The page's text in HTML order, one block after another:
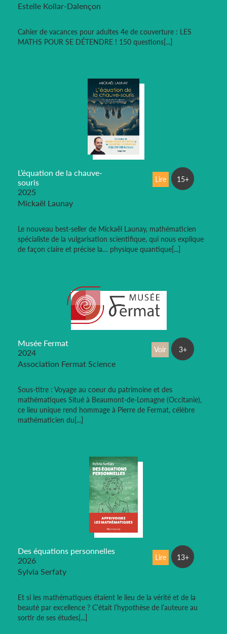
Estelle Kollar-Dalençon
Cahier de vacances pour adultes 4e de couverture : LES
MATHS POUR SE DÉTENDRE ! 150 questions[...]
L’équation de la chauve-
souris
2025
Mickaël Launay
Le nouveau best-seller de Mickaël Launay, mathématicien
spécialiste de la vulgarisation scientifique, qui nous explique
de façon claire et précise la… physique quantique[...]
Lire 15+
Musée Fermat
2024
Association Fermat Science
Sous-titre : Voyage au coeur du patrimoine et des
mathématiques Situé à Beaumont-de-Lomagne (Occitanie),
ce lieu unique rend hommage à Pierre de Fermat, célèbre
mathématicien du[...]
Voir 3+
Des équations personnelles
2026
Sylvia Serfaty
Et si les mathématiques étaient le lieu de la vérité et de la
beauté par excellence ? C’était l’hypothèse de l’auteure au
sortir de ses études[...]
Lire 13+